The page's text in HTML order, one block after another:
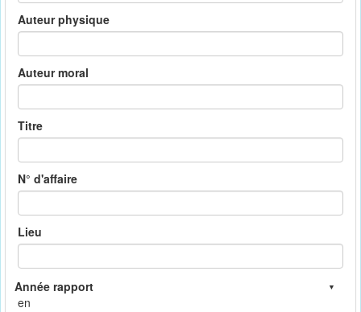
Auteur physique
Auteur moral
Titre
N° d'affaire
Lieu
en